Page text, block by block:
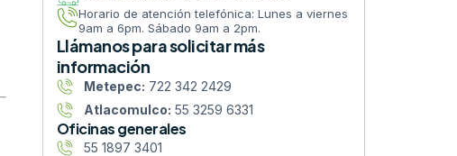
Horario de atención telefónica: Lunes a viernes
9am a 6pm. Sábado 9am a 2pm.
Llámanos para solicitar más
información
Metepec: 722 342 2429
Atlacomulco: 55 3259 6331
Oficinas generales
55 1897 3401